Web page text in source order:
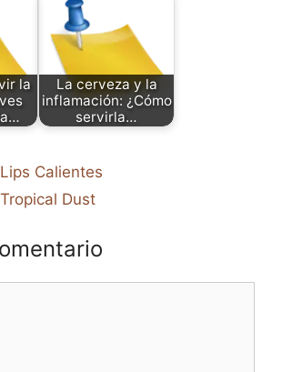
la
La cerveza y la
inflamación: ¿Cómo
servirla…
Calientes
Dust